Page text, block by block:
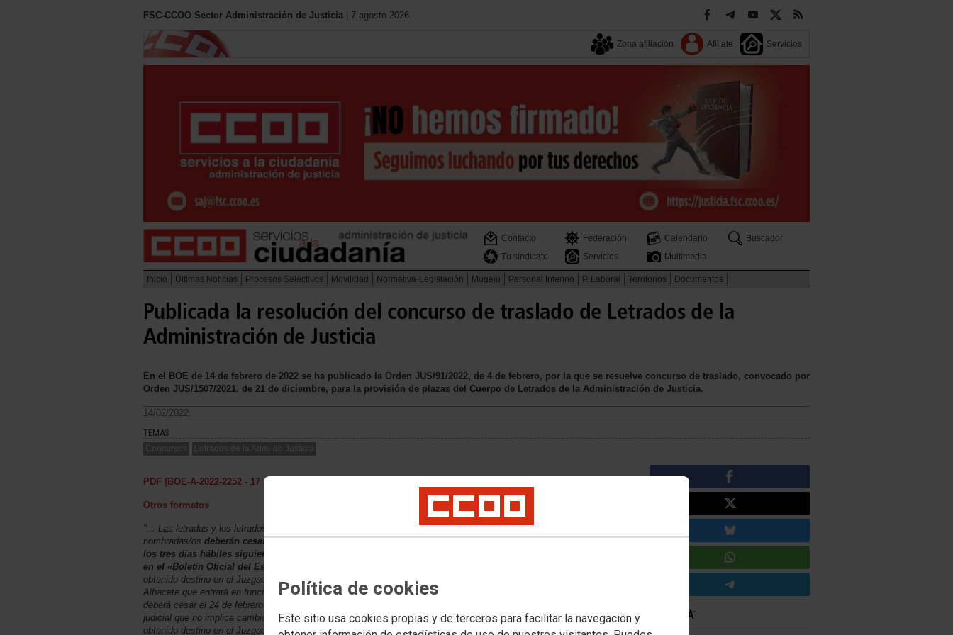
Política de cookies
Este sitio usa cookies propias y de terceros para facilitar la navegación y
FSC-CCOO Sector Administración de Justicia | 7 agosto 2026.
Zona afiliación Afiliate Servicios
Contacto Federación Calendario
Buscador
Tu sindicato
Servicios Multimedia
Inicio Últimas Noticias Procesos Selectivos Movilidad Normativa-Legislación Mugeju Personal Interino P. Laboral Territorios Documentos
Publicada la resolución del concurso de traslado de Letrados de la
Administración de Justicia
En el BOE de 14 de febrero de 2022 se ha publicado la Orden JUS/91/2022, de 4 de febrero, por la que se resuelve concurso de traslado, convocado por
Orden JUS/1507/2021, de 21 de diciembre, para la provisión de plazas del Cuerpo de Letrados de la Administración de Justicia.
14/02/2022.
TEMAS
Concursos Letrados de la Adm. de Justicia
PDF (BOE-A-2022-2252 - 17 págs. - 683 KB)
Otros formatos
"... Las letradas y los letrados de la Administración de Justicia
nombradas/os deberán cesar en sus actuales destinos dentro de
los tres días hábiles siguientes a la publicación de esta Orden
en el «Boletín Oficial del Estado»
obtenido destino en el Juzgado de Primera Instancia n.º 3 de
Albacete que entrará en funcionamiento el 1 de marzo de 2022, que
deberá cesar el 24 de febrero al prestar servicio en un órgano
judicial que no implica cambio de residencia; la letrada que ha
obtenido destino en el Juzgado de Primera Instancia e Instrucción 8